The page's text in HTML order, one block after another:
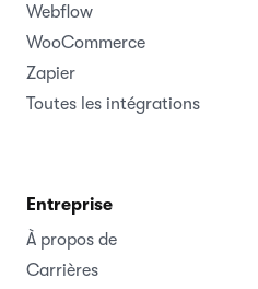
Webflow
WooCommerce
Zapier
Toutes les intégrations
Entreprise
À propos de
Carrières